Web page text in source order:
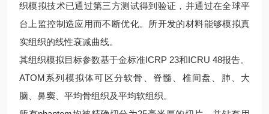
织模拟技术已通过第三方测试得到验证，并通过在全球平
台上监控制造应用而不断优化。所开发的材料能够模拟真
实组织的线性衰减曲线。
其组织模拟目标参数基于金标准ICRP 23和ICRU 48报告。
ATOM系列模拟体可区分软骨、脊髓、椎间盘、肺、大
脑、鼻窦、平均骨组织及平均软组织。